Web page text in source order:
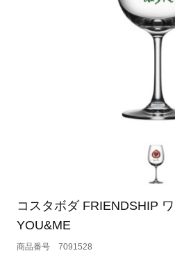
コスタボダ FRIENDSHIP
YOU&ME
7091528